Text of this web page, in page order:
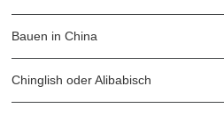
Bauen in China
Chinglish oder Alibabisch